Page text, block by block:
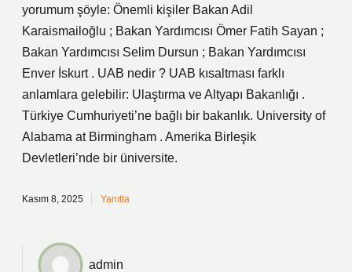
yorumum şöyle: Önemli kişiler Bakan Adil
Karaismailoğlu ; Bakan Yardımcısı Ömer Fatih Sayan ;
Bakan Yardımcısı Selim Dursun ; Bakan Yardımcısı
Enver İskurt . UAB nedir ? UAB kısaltması farklı
anlamlara gelebilir: Ulaştırma ve Altyapı Bakanlığı .
Türkiye Cumhuriyeti’ne bağlı bir bakanlık. University of
Alabama at Birmingham . Amerika Birleşik
Devletleri’nde bir üniversite.
Kasım 8, 2025 Yanıtla
admin